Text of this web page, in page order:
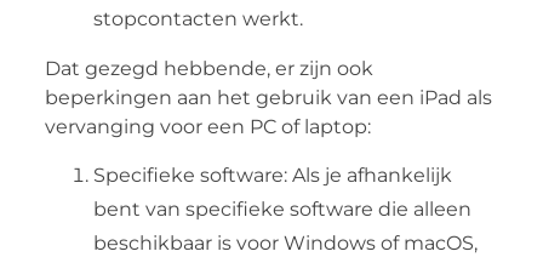
stopcontacten werkt.
Dat gezegd hebbende, er zijn ook
beperkingen aan het gebruik van een iPad als
vervanging voor een PC of laptop:
Specifieke software: Als je afhankelijk
bent van specifieke software die alleen
beschikbaar is voor Windows of macOS,